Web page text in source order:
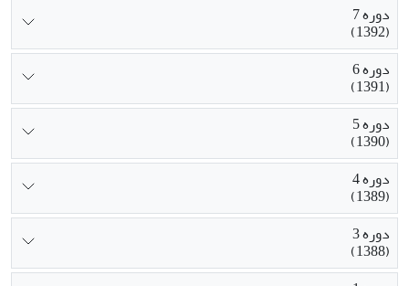
دوره 7
(1392)
دوره 6
(1391)
دوره 5
(1390)
دوره 4
(1389)
دوره 3
(1388)